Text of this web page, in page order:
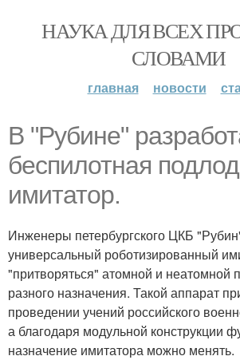
НАУКА ДЛЯ ВСЕХ
СЛОВАМИ
главная новости
В "Рубине"
беспилотная
имитатор.
Инженеры петербургского ЦКБ
универсальный роботизированный
"притворяться" атомной и неатомной
разного назначения. Такой аппарат
проведении учений российского
а благодаря модульной конструкции
назначение имитатора можно менять.